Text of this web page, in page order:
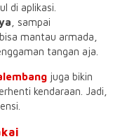
di aplikasi.
, sampai
mantau armada,
tangan aja.
juga bikin
kendaraan. Jadi,